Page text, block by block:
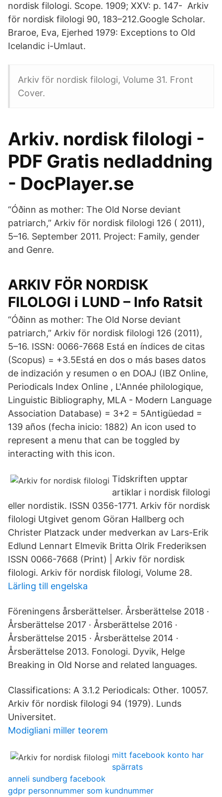
nordisk filologi. Scope. 1909; XXV: p. 147- Arkiv
för nordisk filologi 90, 183–212.Google Scholar.
Braroe, Eva, Ejerhed 1979: Exceptions to Old
Icelandic i-Umlaut.
Arkiv för nordisk filologi, Volume 31. Front
Cover.
Arkiv. nordisk filologi -
PDF Gratis nedladdning
- DocPlayer.se
“Óðinn as mother: The Old Norse deviant
patriarch,” Arkiv för nordisk filologi 126 ( 2011),
5–16. September 2011. Project: Family, gender
and Genre.
ARKIV FÖR NORDISK
FILOLOGI i LUND – Info Ratsit
“Óðinn as mother: The Old Norse deviant
patriarch,” Arkiv för nordisk filologi 126 (2011),
5–16. ISSN: 0066-7668 Está en índices de citas
(Scopus) = +3.5Está en dos o más bases datos
de indización y resumen o en DOAJ (IBZ Online,
Periodicals Index Online , L'Année philologique,
Linguistic Bibliography, MLA - Modern Language
Association Database) = 3+2 = 5Antigüedad =
139 años (fecha inicio: 1882) An icon used to
represent a menu that can be toggled by
interacting with this icon.
Tidskriften upptar
artiklar i nordisk filologi
eller nordistik. ISSN 0356-1771. Arkiv för nordisk
filologi Utgivet genom Göran Hallberg och
Christer Platzack under medverkan av Lars-Erik
Edlund Lennart Elmevik Britta Olrik Frederiksen
ISSN 0066-7668 (Print) | Arkiv för nordisk
filologi. Arkiv för nordisk filologi, Volume 28.
Lärling till engelska
Föreningens årsberättelser. Årsberättelse 2018 ·
Årsberättelse 2017 · Årsberättelse 2016 ·
Årsberättelse 2015 · Årsberättelse 2014 ·
Årsberättelse 2013. Fonologi. Dyvik, Helge
Breaking in Old Norse and related languages.
Classifications: A 3.1.2 Periodicals: Other. 10057.
Arkiv för nordisk filologi 94 (1979). Lunds
Universitet.
Modigliani miller teorem
mitt facebook konto har
spärrats
anneli sundberg facebook
gdpr personnummer som kundnummer